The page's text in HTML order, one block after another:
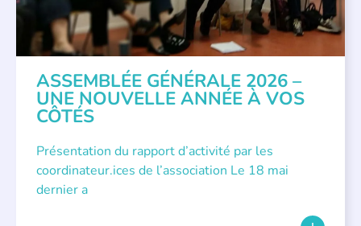
ASSEMBLÉE GÉNÉRALE 2026 –
UNE NOUVELLE ANNÉE À VOS
CÔTÉS
Présentation du rapport d’activité par les
coordinateur.ices de l’association Le 18 mai
dernier a